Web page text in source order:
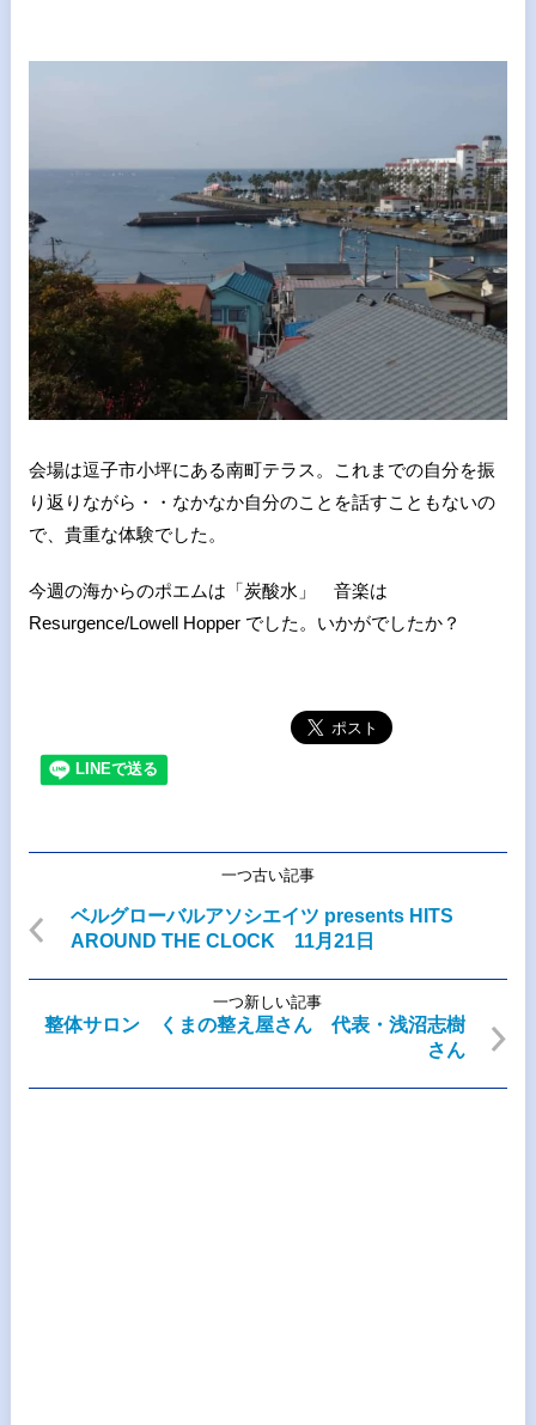
会場は逗子市小坪にある南町テラス。これまでの自分を振
り返りながら・・なかなか自分のことを話すこともないの
で、貴重な体験でした。
今週の海からのポエムは「炭酸水」 音楽は
Resurgence/Lowell Hopper でした。いかがでしたか？
一つ古い記事
ベルグローバルアソシエイツ presents HITS
AROUND THE CLOCK 11月21日
一つ新しい記事
整体サロン くまの整え屋さん 代表・浅沼志樹
さん